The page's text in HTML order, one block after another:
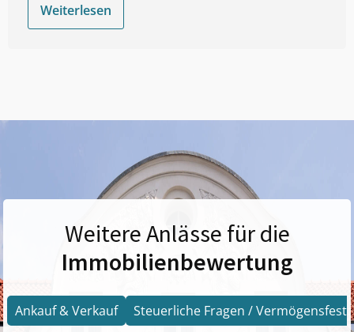
Weiterlesen
Weitere Anlässe für die
Immobilienbewertung
Ankauf & Verkauf Steuerliche Fragen /